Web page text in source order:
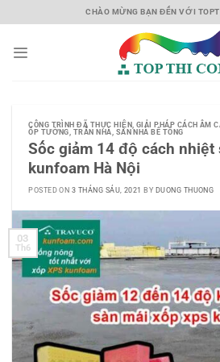
to
CHÀO MỪNG BẠN ĐẾN VỚI
CÔNG TRÌNH ĐÃ THỰC HIỆN, GIẢI PHÁP CÁCH ÂM
ỐP TƯỜNG, TRẦN NHÀ, SÀN NHÀ BÊ TÔNG
Sốc giảm 14 độ cách nhiệt
kunfoam Hà Nội
POSTED ON 3 THÁNG SÁU, 2021 BY DUONG THUONG
03
Th6